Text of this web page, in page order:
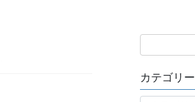
カテゴリー